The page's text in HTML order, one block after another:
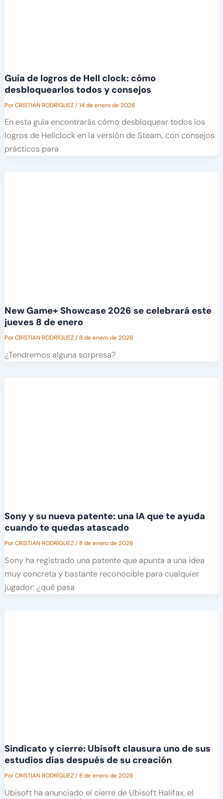
Guía de logros de Hell clock: cómo
desbloquearlos todos y consejos
PorCRISTIAN RODRÍGUEZ/14 de enero de 2026
En esta guía encontrarás cómo desbloquear todos los
logros de Hellclock en la versión de Steam, con consejos
prácticos para
New Game+ Showcase 2026 se celebrará este
jueves 8 de enero
PorCRISTIAN RODRÍGUEZ/8 de enero de 2026
¿Tendremos alguna sorpresa?
Sony y su nueva patente: una IA que te ayuda
cuando te quedas atascado
PorCRISTIAN RODRÍGUEZ/8 de enero de 2026
Sony ha registrado una patente que apunta a una idea
muy concreta y bastante reconocible para cualquier
jugador: ¿qué pasa
Sindicato y cierre: Ubisoft clausura uno de sus
estudios días después de su creación
PorCRISTIAN RODRÍGUEZ/8 de enero de 2026
Ubisoft ha anunciado el cierre de Ubisoft Halifax, el